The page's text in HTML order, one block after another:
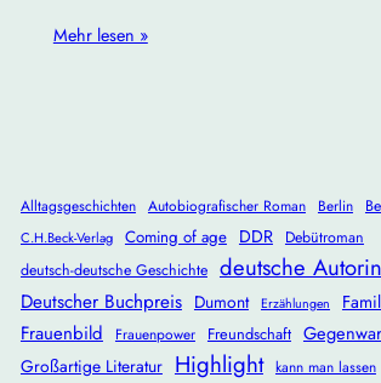
Mehr lesen »
Alltagsgeschichten Autobiografischer Roman Berlin
C.H.Beck-Verlag Coming of age DDR
Debütroman
deutsch-deutsche Geschichte deutsche Autorin
Deutscher Buchpreis Dumont Erzählungen
Frauenbild Frauenpower Freundschaft
Großartige Literatur Highlight kann man lassen